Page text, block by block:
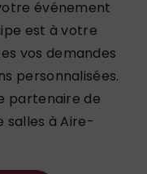
événement
est à votre
vos demandes
personnalisées.
partenaire de
salles à Aire-